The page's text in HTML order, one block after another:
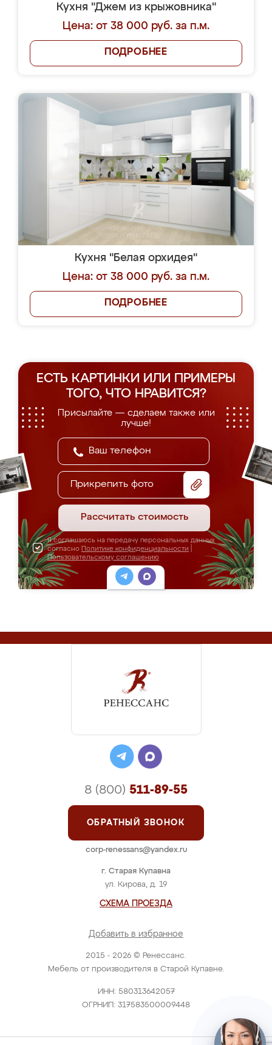
Кухня "Джем из крыжовника"
Цена: от 38 000 руб. за п.м.
ПОДРОБНЕЕ
Кухня "Белая орхидея"
Цена: от 38 000 руб. за п.м.
ПОДРОБНЕЕ
ЕСТЬ КАРТИНКИ ИЛИ ПРИМЕРЫ
ТОГО, ЧТО НРАВИТСЯ?
Присылайте — сделаем также или
лучше!
Прикрепить фото
Рассчитать стоимость
Я соглашаюсь на передачу персональных данных
согласно Политике конфиденциальности
Пользовательскому соглашению
2015 - 2026 © Ренессанс.
Мебель от производителя в Старой Купавне.
ИНН: 580313642057
ОГРНИП: 317583500009448
г. Старая Купавна
ул. Кирова, д. 19
СХЕМА ПРОЕЗДА
Добавить в избранное
8 (800) 511-89-55
ОБРАТНЫЙ ЗВОНОК
corp-renessans@yandex.ru